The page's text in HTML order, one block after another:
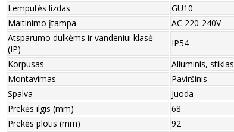
Lemputės lizdas
GU10
Maitinimo įtampa
AC 220-240V
Atsparumo dulkėms ir vandeniui klasė
(IP)
IP54
Korpusas
Aliuminis, stiklas
Montavimas
Paviršinis
Spalva
Juoda
Prekės ilgis (mm)
68
Prekės plotis (mm)
92